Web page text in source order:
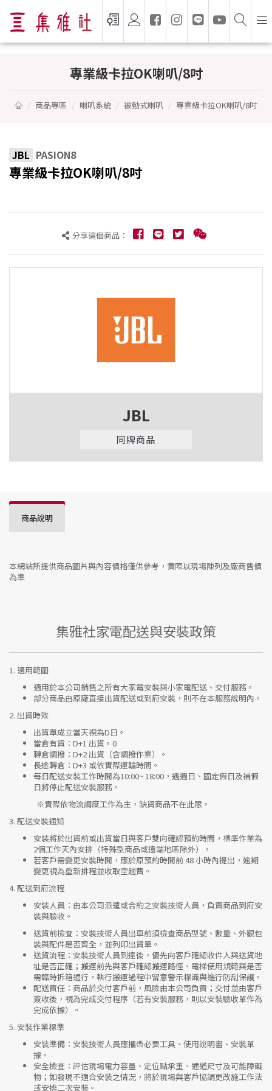
專業級卡拉OK喇叭/8吋 - JBL
專業級卡拉OK喇叭/8吋
商品專區 喇叭系統 被動式喇叭 專業級卡拉OK喇叭/8吋
JBL PASION8
專業級卡拉OK喇叭/8吋
分享這個商品：
JBL
同牌商品
商品說明
本網站所提供商品圖片與內容價格僅供參考，實際以現場陳列及廠商售價
為準
集雅社家電配送與安裝政策
1. 適用範圍
適用於本公司銷售之所有大家電安裝與小家電配送、交付服務。
部分商品由原廠直接出貨配送或到府安裝，則不在本服務說明內。
2. 出貨時效
出貨單成立當天視為D日。
當倉有貨： D+1 出貨。0
轉倉調撥： D+2 出貨（含調撥作業）。
長途轉倉： D+3 或依實際運輸時間。
每日配送安裝工作時間為10:00~ 18:00，遇週日、國定假日及補假
日將停止配送安裝服務。
※實際依物流調度工作為主，缺貨商品不在此限。
3. 配送安裝通知
安裝將於出貨前或出貨當日與客戶雙向確認預約時間，標準作業為
2個工作天內安排（特殊型商品或遠端地區除外）。
若客戶需變更安裝時間，應於原預約時間前 48 小時內提出，逾期
變更視為重新排程並收取空趟費。
4. 配送到府流程
安裝人員 ：由本公司派遣或合約之安裝技術人員，負責商品到府安
裝與驗收。
送貨前檢查 ：安裝技術人員出車前須檢查商品型號、數量、外觀包
裝與配件是否齊全，並列印出貨單。
送貨流程 ：安裝技術人員到達後，優先向客戶確認收件人與送貨地
址是否正確；搬運前先與客戶確認搬運路徑、電梯使用規範與是否
需臨時拆箱通行，執行搬運過程中留意警示標識與進行防刮保護。
配送責任 ：商品於交付客戶前，風險由本公司負責；交付並由客戶
簽收後，視為完成交付程序（若有安裝服務，則以安裝驗收單作為
完成依據）。
5. 安裝作業標準
安裝準備 ：安裝技術人員應攜帶必要工具、使用說明書、安裝單
據。
安全檢查 ：評估現場電力容量、定位點承重、通道尺寸及可能障礙
物；如發現不適合安裝之情況，將於現場與客戶協調更改施工作法
或安排二次安裝。